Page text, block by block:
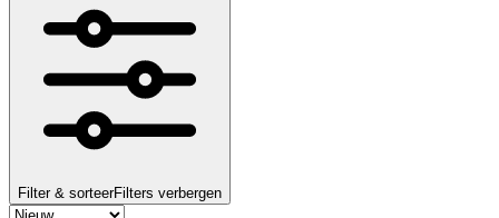
Filter & sorteerFilters verbergen